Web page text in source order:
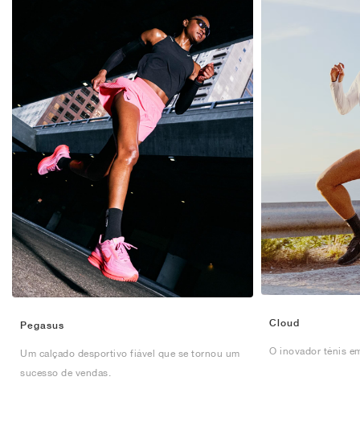
Pegasus
Um calçado desportivo fiável que se tornou um
sucesso de vendas.
Cloud
O inovador ténis